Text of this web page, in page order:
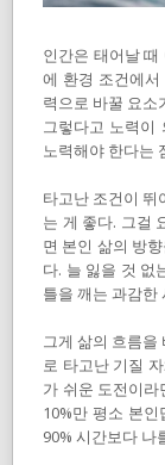
인간은 태어날
에 환경 조건에
력으로 바꿀 요소
그렇다고 노력이
노력해야 한다는
타고난 조건이 뛰
는 게 좋다. 그걸
면 본인 삶의 방
다. 늘 잃을 것 없
틀을 깨는 과감한
그게 삶의 흐름을
로 타고난 기질
가 쉬운 도전이
10%만 평소 본
90% 시간보다 나